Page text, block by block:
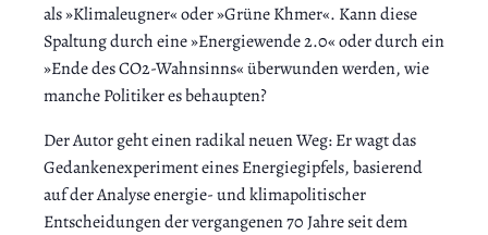
als »Klimaleugner« oder »Grüne Khmer«. Kann diese
Spaltung durch eine »Energiewende 2.0« oder durch ein
»Ende des CO2-Wahnsinns« überwunden werden, wie
manche Politiker es behaupten?
Der Autor geht einen radikal neuen Weg: Er wagt das
Gedankenexperiment eines Energiegipfels, basierend
auf der Analyse energie- und klimapolitischer
Entscheidungen der vergangenen 70 Jahre seit dem